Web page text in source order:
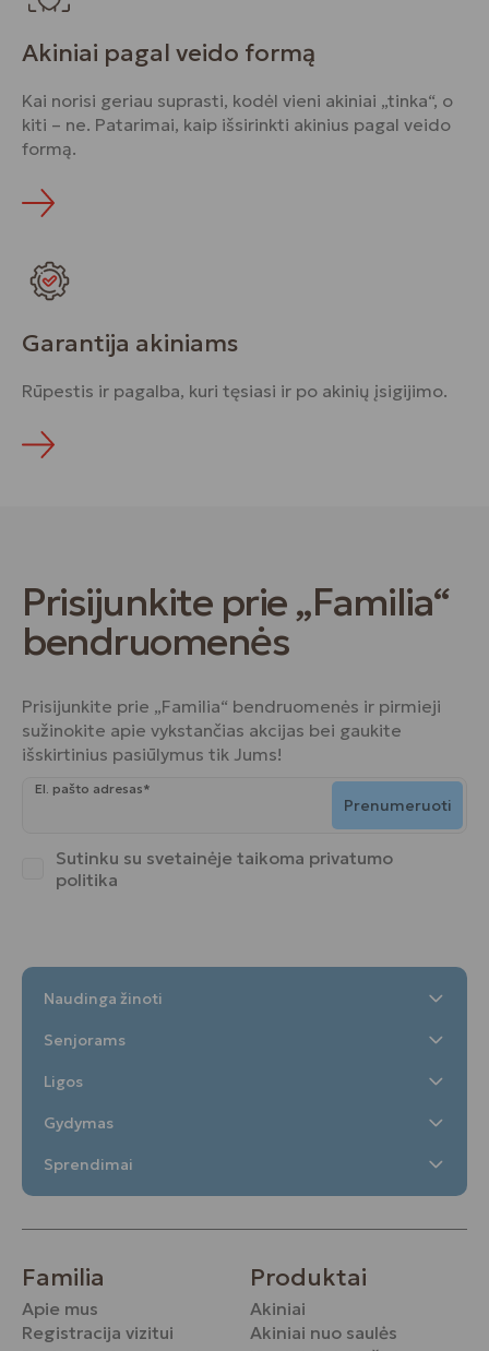
Akiniai pagal veido formą
Kai norisi geriau suprasti, kodėl vieni akiniai „tinka“, o
kiti – ne. Patarimai, kaip išsirinkti akinius pagal veido
formą.
Garantija akiniams
Rūpestis ir pagalba, kuri tęsiasi ir po akinių įsigijimo.
Prisijunkite prie „Familia“
bendruomenės
Prisijunkite prie „Familia“ bendruomenės ir pirmieji
sužinokite apie vykstančias akcijas bei gaukite
išskirtinius pasiūlymus tik Jums!
Prenumeruoti
El. pašto adresas*
Sutinku su svetainėje taikoma privatumo
politika
Naudinga žinoti
Senjorams
Ligos
Gydymas
Sprendimai
Familia
Apie mus
Registracija vizitui
Produktai
Akiniai
Akiniai nuo saulės